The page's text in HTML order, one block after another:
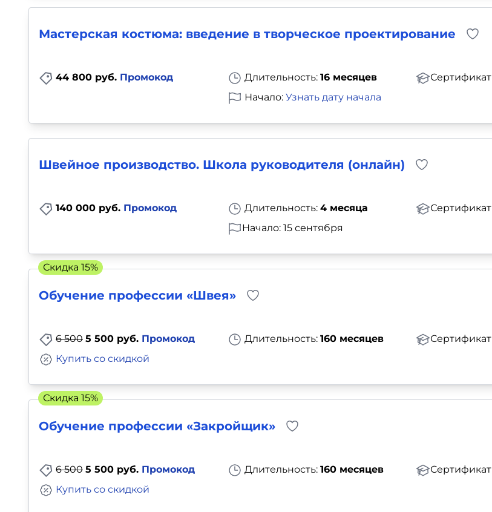
Мастерская костюма: введение в творческое проектирование
44 800 руб. Промокод Длительность: 16 месяцев
Сертификат
Начало: Узнать дату начала
Швейное производство. Школа руководителя (онлайн)
140 000 руб. Промокод Длительность: 4 месяца
Сертификат
Начало: 15 сентября
Обучение профессии «Швея»
6 500 5 500 руб. Промокод Длительность: 160 месяцев
Сертификат
Купить со скидкой
Скидка 15%
Обучение профессии «Закройщик»
6 500 5 500 руб. Промокод Длительность: 160 месяцев
Сертификат
Купить со скидкой
Скидка 15%